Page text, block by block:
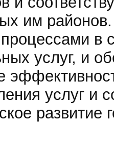
им
в
услуг, и
услуг и
развитие